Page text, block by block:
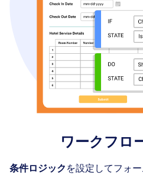
ワークフロ
条件ロジック を設定してフォ